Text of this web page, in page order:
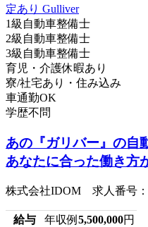
1級自動車整備士
2級自動車整備士
3級自動車整備士
育児・介護休暇あり
寮/社宅あり・住み込み
車通勤OK
学歴不問
あの『ガリバー』の自
あなたに合った働き方
株式会社IDOM 求人番号：
給与 年収例 5,500,000円